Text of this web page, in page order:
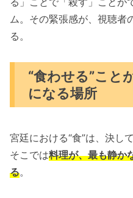
ム。その緊張感が、視聴者
る。
“食わせる”こと
になる場所
宮廷における“食”は、決し
そこでは料理が、最も静か
る。